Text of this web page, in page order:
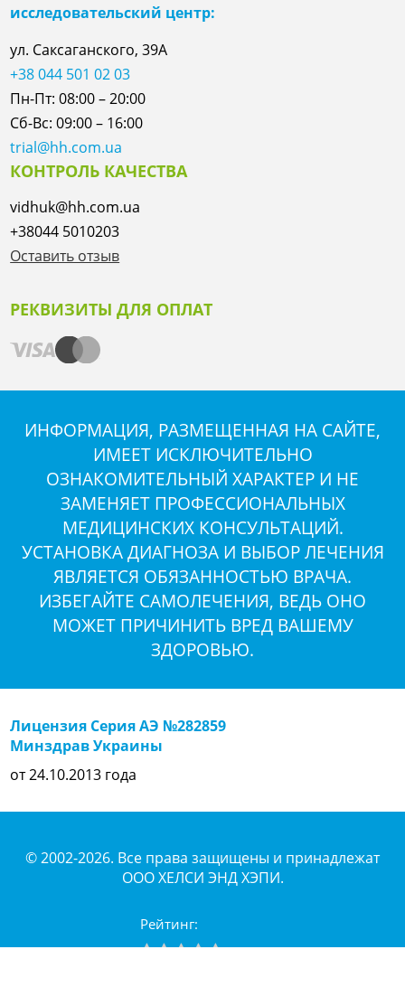
исследовательский центр:
ул. Саксаганского, 39А
+38 044 501 02 03
Пн-Пт: 08:00 – 20:00
Сб-Вс: 09:00 – 16:00
trial@hh.com.ua
КОНТРОЛЬ КАЧЕСТВА
vidhuk@hh.com.ua
+38044 5010203
Оставить отзыв
РЕКВИЗИТЫ ДЛЯ ОПЛАТ
ИНФОРМАЦИЯ, РАЗМЕЩЕННАЯ НА САЙТЕ,
ИМЕЕТ ИСКЛЮЧИТЕЛЬНО
ОЗНАКОМИТЕЛЬНЫЙ ХАРАКТЕР И НЕ
ЗАМЕНЯЕТ ПРОФЕССИОНАЛЬНЫХ
МЕДИЦИНСКИХ КОНСУЛЬТАЦИЙ.
УСТАНОВКА ДИАГНОЗА И ВЫБОР ЛЕЧЕНИЯ
ЯВЛЯЕТСЯ ОБЯЗАННОСТЬЮ ВРАЧА.
ИЗБЕГАЙТЕ САМОЛЕЧЕНИЯ, ВЕДЬ ОНО
МОЖЕТ ПРИЧИНИТЬ ВРЕД ВАШЕМУ
ЗДОРОВЬЮ.
Лицензия Серия АЭ №282859
Минздрав Украины
от 24.10.2013 года
© 2002-2026. Все права защищены и принадлежат
ООО ХЕЛСИ ЭНД ХЭПИ.
Рейтинг: